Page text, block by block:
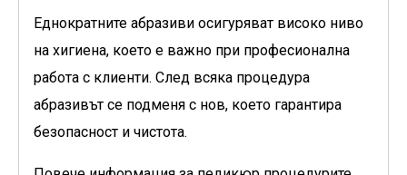
Еднократните абразиви осигуряват високо ниво
на хигиена, което е важно при професионална
работа с клиенти. След всяка процедура
абразивът се подменя с нов, което гарантира
безопасност и чистота.